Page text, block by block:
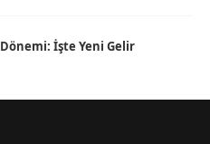
İşte Yeni Gelir